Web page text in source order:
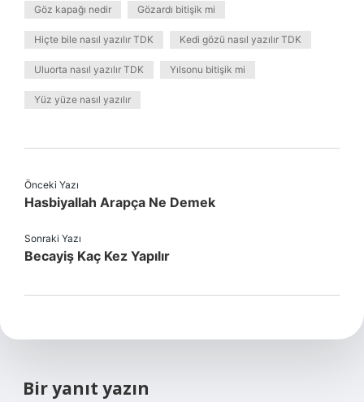
Göz kapağı nedir Gözardı bitişik mi
Hiçte bile nasıl yazılır TDK Kedi gözü nasıl yazılır TDK
Uluorta nasıl yazılır TDK Yılsonu bitişik mi
Yüz yüze nasıl yazılır
Önceki Yazı
Hasbiyallah Arapça Ne Demek
Sonraki Yazı
Becayiş Kaç Kez Yapılır
Bir yanıt yazın